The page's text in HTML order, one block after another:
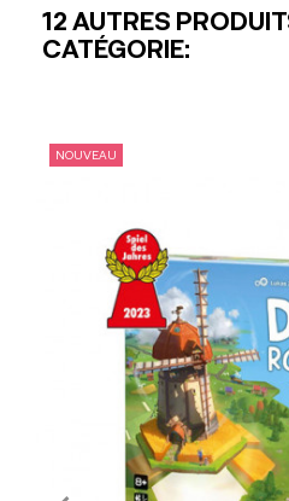
12 AUTRES
CATÉGORIE:
NOUVEAU